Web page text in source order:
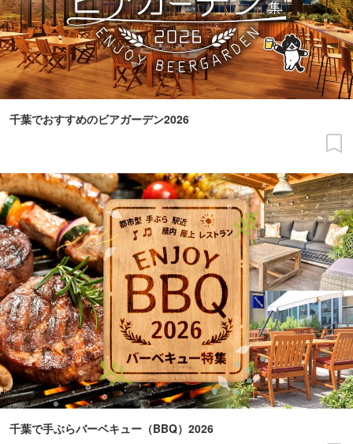
千葉でおすすめのビアガーデン2026
千葉で手ぶらバーベキュー（BBQ）2026